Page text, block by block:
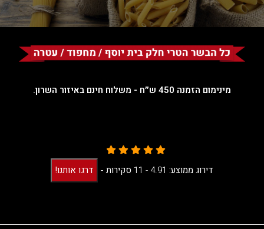
מינימום הזמנה 450 ש״ח - משלוח חינם באיזור השרון.
דירוג ממוצע: 4.91 -
11 סקירות - דרגו אותנו!